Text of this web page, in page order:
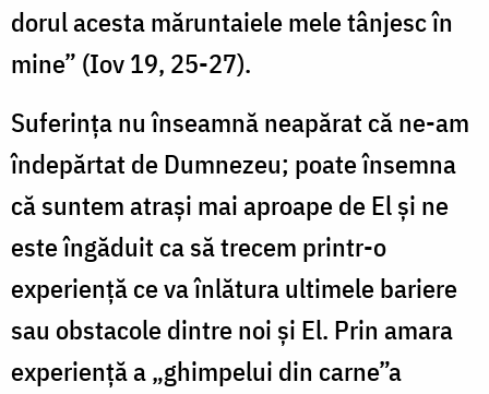
dorul acesta măruntaiele mele tânjesc în
mine” (Iov 19, 25-27).
Suferinţa nu înseamnă neapărat că ne-am
îndepărtat de Dumnezeu; poate însemna
că suntem atraşi mai aproape de El şi ne
este îngăduit ca să trecem printr-o
experienţă ce va înlătura ultimele bariere
sau obstacole dintre noi şi El. Prin amara
experienţă a „ghimpelui din carne”a